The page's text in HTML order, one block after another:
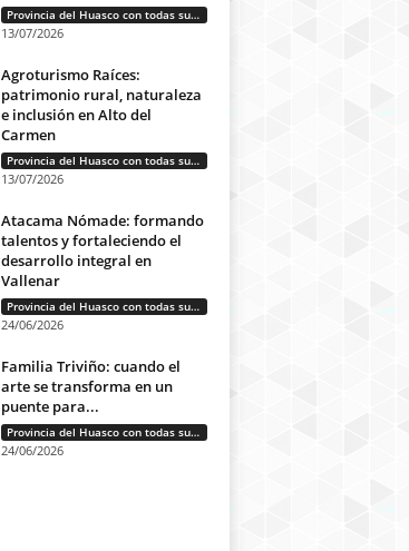
Provincia del Huasco con todas sus letras: Historias que unen cultura, diversidad e identidad
13/07/2026
Agroturismo Raíces:
patrimonio rural, naturaleza
e inclusión en Alto del
Carmen
Provincia del Huasco con todas sus letras: Historias que unen cultura, diversidad e identidad
13/07/2026
Atacama Nómade: formando
talentos y fortaleciendo el
desarrollo integral en
Vallenar
Provincia del Huasco con todas sus letras: Historias que unen cultura, diversidad e identidad
24/06/2026
Familia Triviño: cuando el
arte se transforma en un
puente para...
Provincia del Huasco con todas sus letras: Historias que unen cultura, diversidad e identidad
24/06/2026